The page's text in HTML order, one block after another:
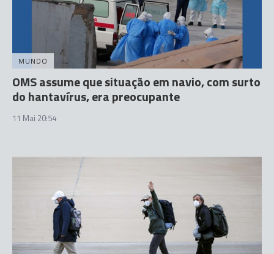
MUNDO
OMS assume que situação em navio, com surto
do hantavírus, era preocupante
11 Mai 20:54